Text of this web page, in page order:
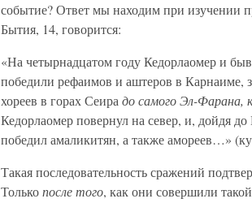
событие? Ответ мы находим при
Бытия, 14, говорится:
«На четырнадцатом году Кедорлаомер и
победили рефаимов и аштеров в
хореев в горах Сеира до самого Эл-Фарана,
Кедорлаомер повернул на север, и, дойдя
победил амаликитян, а также амореев…»
Такая последовательность сражений
Толькопосле того, как они совершили